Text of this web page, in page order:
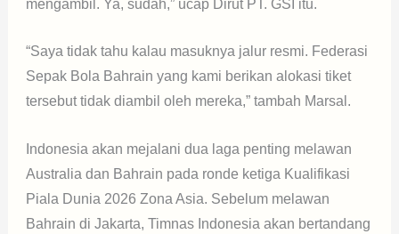
mengambil. Ya, sudah,” ucap Dirut PT. GSI itu.
“Saya tidak tahu kalau masuknya jalur resmi. Federasi
Sepak Bola Bahrain yang kami berikan alokasi tiket
tersebut tidak diambil oleh mereka,” tambah Marsal.
Indonesia akan mejalani dua laga penting melawan
Australia dan Bahrain pada ronde ketiga Kualifikasi
Piala Dunia 2026 Zona Asia. Sebelum melawan
Bahrain di Jakarta, Timnas Indonesia akan bertandang